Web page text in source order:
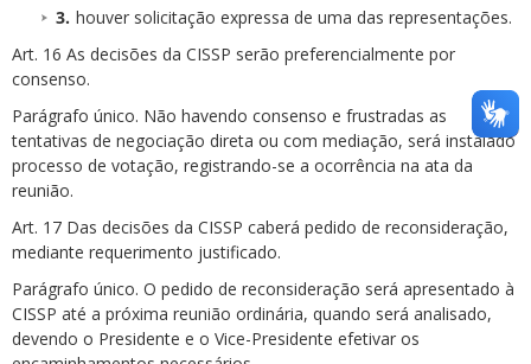
houver solicitação expressa de uma das representações.
Art. 16 As decisões da CISSP serão preferencialmente por
consenso.
Parágrafo único. Não havendo consenso e frustradas as
tentativas de negociação direta ou com mediação, será instalado
processo de votação, registrando-se a ocorrência na ata da
reunião.
Art. 17 Das decisões da CISSP caberá pedido de reconsideração,
mediante requerimento justificado.
Parágrafo único. O pedido de reconsideração será apresentado à
CISSP até a próxima reunião ordinária, quando será analisado,
devendo o Presidente e o Vice-Presidente efetivar os